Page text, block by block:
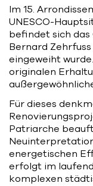
Im 15.
UNESCO-
befindet sich
Bernard Zehrfuss
eingeweiht
originalen
Für dieses
Patriarche
energetischen
erfolgt im
komplexen
Myah |
intérieur
Walter
animateur